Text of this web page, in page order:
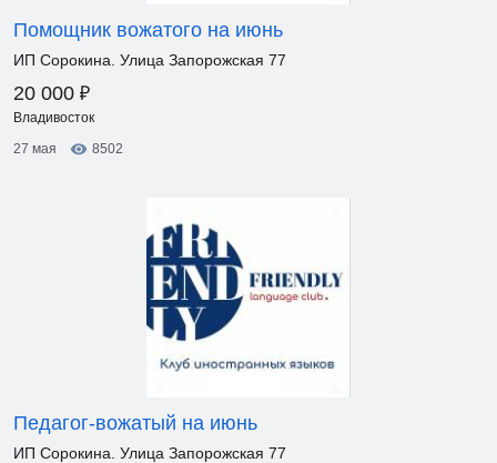
Помощник вожатого на июнь
ИП Сорокина. Улица Запорожская 77
20 000 ₽
Владивосток
27 мая
8502
Педагог-вожатый на июнь
ИП Сорокина. Улица Запорожская 77